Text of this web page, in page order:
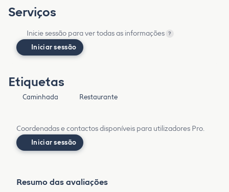
Serviços
Inicie sessão para ver todas as informações ?
Iniciar sessão
Etiquetas
Caminhada Restaurante
Coordenadas e contactos disponíveis para utilizadores Pro.
Iniciar sessão
Resumo das avaliações